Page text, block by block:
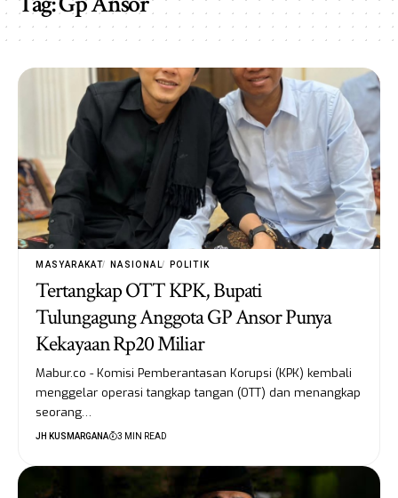
MASYARAKAT NASIONAL POLITIK
Tertangkap OTT KPK, Bupati
Tulungagung Anggota GP Ansor Punya
Kekayaan Rp20 Miliar
Mabur.co - Komisi Pemberantasan Korupsi (KPK) kembali
menggelar operasi tangkap tangan (OTT) dan menangkap
seorang…
JH KUSMARGANA 3 MIN READ